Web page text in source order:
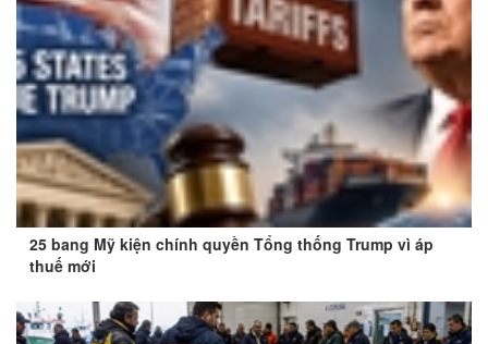
25 bang Mỹ kiện chính quyền Tổng thống Trump vì áp
thuế mới